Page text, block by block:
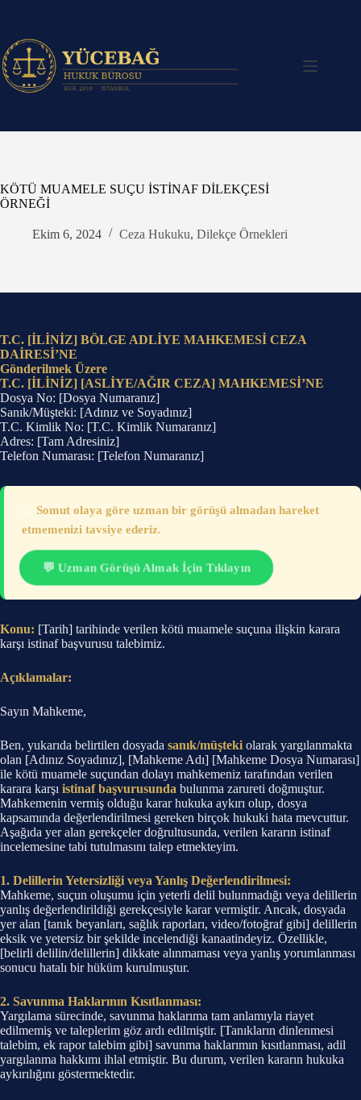
KÖTÜ MUAMELE SUÇU İSTİNAF DİLEKÇESİ
ÖRNEĞİ
Ekim 6, 2024 Ceza Hukuku, Dilekçe Örnekleri
T.C. [İLİNİZ] BÖLGE ADLİYE MAHKEMESİ CEZA
DAİRESİ’NE
Gönderilmek Üzere
T.C. [İLİNİZ] [ASLİYE/AĞIR CEZA] MAHKEMESİ’NE
Dosya No: [Dosya Numaranız]
Sanık/Müşteki: [Adınız ve Soyadınız]
T.C. Kimlik No: [T.C. Kimlik Numaranız]
Adres: [Tam Adresiniz]
Telefon Numarası: [Telefon Numaranız]
Somut olaya göre uzman bir görüşü almadan hareket
etmemenizi tavsiye ederiz.
💬 Uzman Görüşü Almak İçin Tıklayın
Konu: [Tarih] tarihinde verilen kötü muamele suçuna ilişkin karara
karşı istinaf başvurusu talebimiz.
Açıklamalar:
Sayın Mahkeme,
Ben, yukarıda belirtilen dosyada sanık/müşteki olarak yargılanmakta
olan [Adınız Soyadınız], [Mahkeme Adı] [Mahkeme Dosya Numarası]
ile kötü muamele suçundan dolayı mahkemeniz tarafından verilen
karara karşı istinaf başvurusunda bulunma zarureti doğmuştur.
Mahkemenin vermiş olduğu karar hukuka aykırı olup, dosya
kapsamında değerlendirilmesi gereken birçok hukuki hata mevcuttur.
Aşağıda yer alan gerekçeler doğrultusunda, verilen kararın istinaf
incelemesine tabi tutulmasını talep etmekteyim.
1. Delillerin Yetersizliği veya Yanlış Değerlendirilmesi:
Mahkeme, suçun oluşumu için yeterli delil bulunmadığı veya delillerin
yanlış değerlendirildiği gerekçesiyle karar vermiştir. Ancak, dosyada
yer alan [tanık beyanları, sağlık raporları, video/fotoğraf gibi] delillerin
eksik ve yetersiz bir şekilde incelendiği kanaatindeyiz. Özellikle,
[belirli delilin/delillerin] dikkate alınmaması veya yanlış yorumlanması
sonucu hatalı bir hüküm kurulmuştur.
2. Savunma Haklarının Kısıtlanması:
Yargılama sürecinde, savunma haklarıma tam anlamıyla riayet
edilmemiş ve taleplerim göz ardı edilmiştir. [Tanıkların dinlenmesi
talebim, ek rapor talebim gibi] savunma haklarımın kısıtlanması, adil
yargılanma hakkımı ihlal etmiştir. Bu durum, verilen kararın hukuka
aykırılığını göstermektedir.